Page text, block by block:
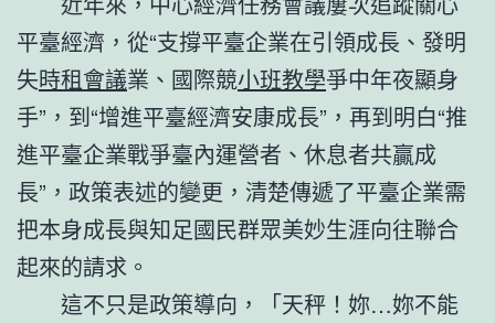
平臺經濟，從“支撐平臺企業在引領成長、發明
失時租會議業、國際競小班教學爭中年夜顯身
手”，到“增進平臺經濟安康成長”，再到明白“推
進平臺企業戰爭臺內運營者、休息者共贏成
長”，政策表述的變更，清楚傳遞了平臺企業需
把本身成長與知足國民群眾美妙生涯向往聯合
起來的請求。
這不只是政策導向，「天秤！妳…妳不能